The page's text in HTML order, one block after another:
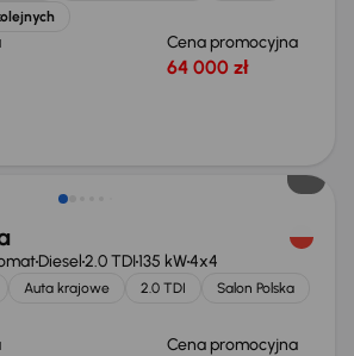
Cena promocyjna
64 000 zł
Diesel2.0 TDI135 kW4x4
Auta krajowe 2.0 TDI
Salon Polska
Cena promocyjna